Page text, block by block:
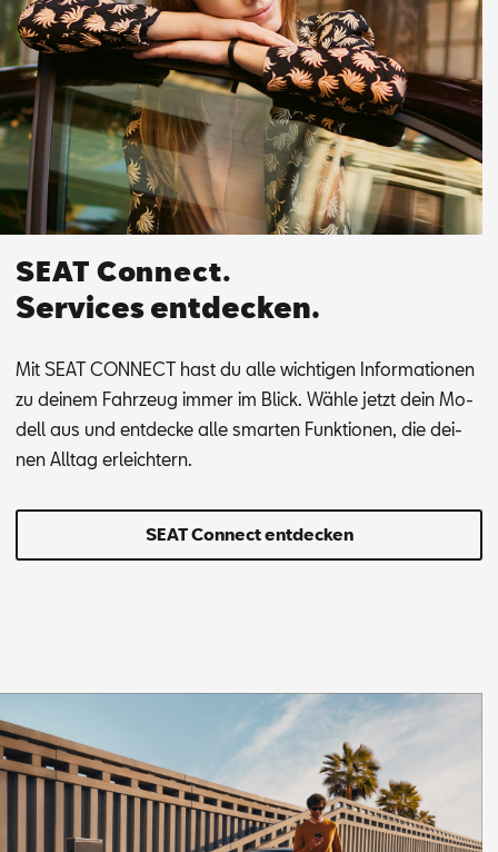
SEAT Connect.
Services entdecken.
Mit SEAT CON­NECT hast du alle wich­ti­gen In­for­ma­tio­nen
zu dei­nem Fahr­zeug im­mer im Blick. Wäh­le jetzt dein Mo­
dell aus und ent­de­cke alle smar­ten Funk­tio­nen, die dei­
nen All­tag er­leich­tern.
SEAT Connect entdecken